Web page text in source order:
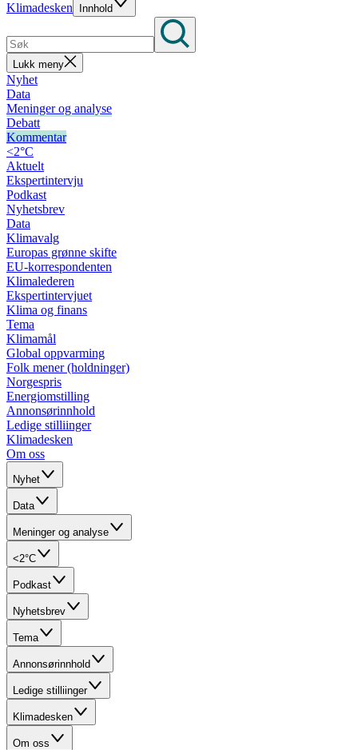
Klimadesken Innhold
Lukk meny
Nyhet
Data
Meninger og analyse
Debatt
Kommentar
<2°C
Aktuelt
Ekspertintervju
Podkast
Nyhetsbrev
Data
Klimavalg
Europas grønne skifte
EU-korrespondenten
Klimalederen
Ekspertintervjuet
Klima og finans
Tema
Klimamål
Global oppvarming
Folk mener (holdninger)
Norgespris
Energiomstilling
Annonsørinnhold
Ledige stilliinger
Klimadesken
Om oss
Nyhet
Data
Meninger og analyse
<2°C
Podkast
Nyhetsbrev
Tema
Annonsørinnhold
Ledige stilliinger
Klimadesken
Om oss